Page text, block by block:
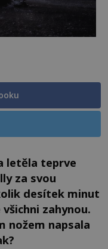
letěla teprve
za svou
desítek minut
zahynou.
nožem napsala